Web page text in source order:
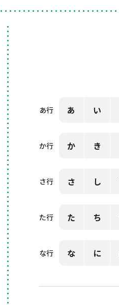
あ行 あ い
か行 か き
さ行 さ し
た行 た ち
な行 な に